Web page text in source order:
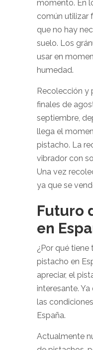
momento. En
común utilizar
que no hay
suelo. Los
usar en
humedad.
Recolección y
finales de
septiembre,
llega el
pistacho. La
vibrador con
Una vez
ya que se
Futuro
en
¿Por qué
pistacho en
apreciar, el
interesante.
las
España.
Actualmente